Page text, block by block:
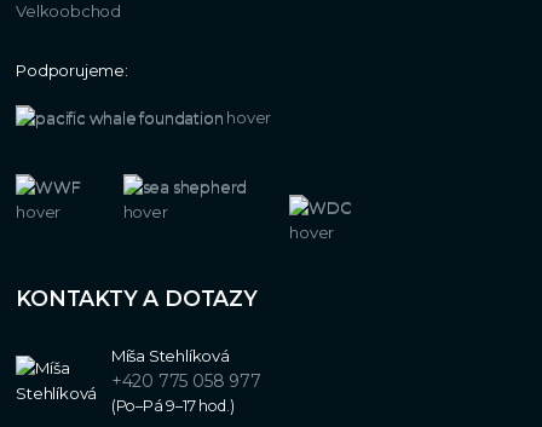
Velkoobchod
Podporujeme:
KONTAKTY A DOTAZY
Míša Stehlíková
+420 775 058 977
(Po–Pá 9–17 hod.)